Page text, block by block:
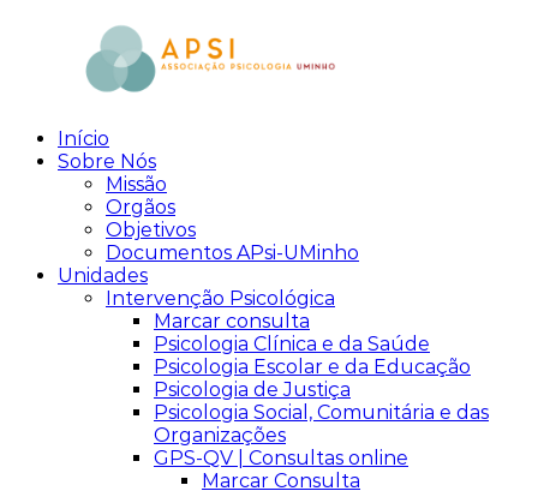
content
aPsi
Associação
Psicologia
Início
Sobre Nós
Missão
Orgãos
Objetivos
Documentos APsi-UMinho
Unidades
Intervenção Psicológica
Marcar consulta
Psicologia Clínica e da Saúde
Psicologia Escolar e da Educação
Psicologia de Justiça
Psicologia Social, Comunitária e das
Organizações
GPS-QV | Consultas online
Marcar Consulta